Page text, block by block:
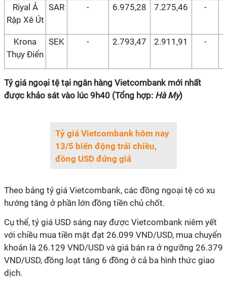
Riyal Ả
Rập Xê Út
SAR - 6.975,28 7.275,46 -
Krona
Thụy Điển
SEK - 2.793,47 2.911,91 -
Tỷ giá ngoại tệ tại ngân hàng Vietcombank mới nhất
được khảo sát vào lúc 9h40 (Tổng hợp: Hà My)
Tỷ giá Vietcombank hôm nay
13/5 biến động trái chiều,
đồng USD đứng giá
Theo bảng tỷ giá Vietcombank, các đồng ngoại tệ có xu
hướng tăng ở phần lớn đồng tiền chủ chốt.
Cụ thể, tỷ giá USD sáng nay được Vietcombank niêm yết
với chiều mua tiền mặt đạt 26.099 VND/USD, mua chuyển
khoản là 26.129 VND/USD và giá bán ra ở ngưỡng 26.379
VND/USD, đồng loạt tăng 6 đồng ở cả ba hình thức giao
dịch.